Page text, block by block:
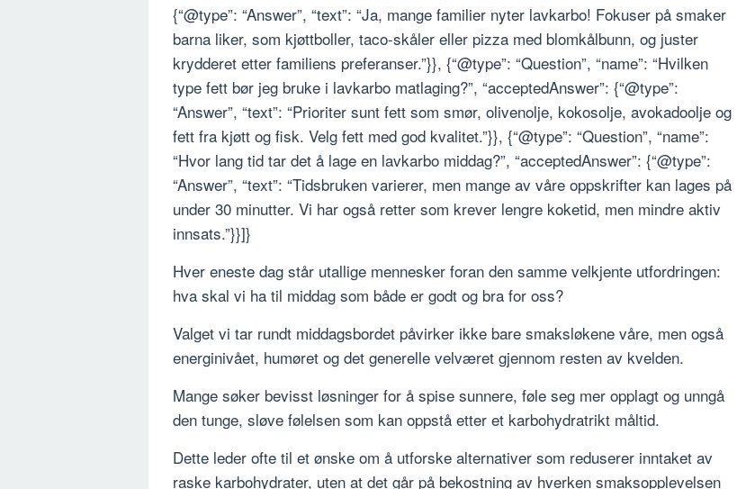
{“@type”: “Answer”, “text”: “Ja, mange familier nyter lavkarbo! Fokuser på smaker
barna liker, som kjøttboller, taco-skåler eller pizza med blomkålbunn, og juster
krydderet etter familiens preferanser.”}}, {“@type”: “Question”, “name”: “Hvilken
type fett bør jeg bruke i lavkarbo matlaging?”, “acceptedAnswer”: {“@type”:
“Answer”, “text”: “Prioriter sunt fett som smør, olivenolje, kokosolje, avokadoolje og
fett fra kjøtt og fisk. Velg fett med god kvalitet.”}}, {“@type”: “Question”, “name”:
“Hvor lang tid tar det å lage en lavkarbo middag?”, “acceptedAnswer”: {“@type”:
“Answer”, “text”: “Tidsbruken varierer, men mange av våre oppskrifter kan lages på
under 30 minutter. Vi har også retter som krever lengre koketid, men mindre aktiv
innsats.”}}]}
Hver eneste dag står utallige mennesker foran den samme velkjente utfordringen:
hva skal vi ha til middag som både er godt og bra for oss?
Valget vi tar rundt middagsbordet påvirker ikke bare smaksløkene våre, men også
energinivået, humøret og det generelle velværet gjennom resten av kvelden.
Mange søker bevisst løsninger for å spise sunnere, føle seg mer opplagt og unngå
den tunge, sløve følelsen som kan oppstå etter et karbohydratrikt måltid.
Dette leder ofte til et ønske om å utforske alternativer som reduserer inntaket av
raske karbohydrater, uten at det går på bekostning av hverken smaksopplevelsen